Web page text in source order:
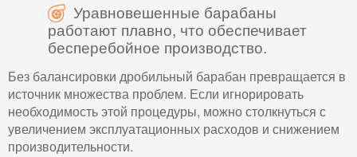
Уравновешенные барабаны
работают плавно, что обеспечивает
бесперебойное производство.
Без балансировки дробильный барабан превращается в
источник множества проблем. Если игнорировать
необходимость этой процедуры, можно столкнуться с
увеличением эксплуатационных расходов и снижением
производительности.